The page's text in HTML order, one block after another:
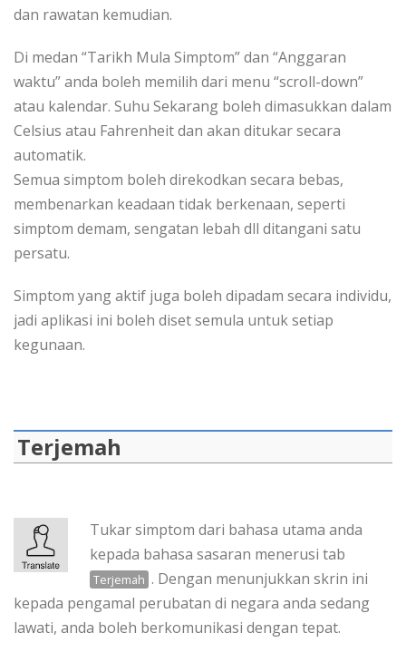
dan rawatan kemudian.
Di medan “Tarikh Mula Simptom” dan “Anggaran
waktu” anda boleh memilih dari menu “scroll-down”
atau kalendar. Suhu Sekarang boleh dimasukkan dalam
Celsius atau Fahrenheit dan akan ditukar secara
automatik.
Semua simptom boleh direkodkan secara bebas,
membenarkan keadaan tidak berkenaan, seperti
simptom demam, sengatan lebah dll ditangani satu
persatu.
Simptom yang aktif juga boleh dipadam secara individu,
jadi aplikasi ini boleh diset semula untuk setiap
kegunaan.
Terjemah
Tukar simptom dari bahasa utama anda
kepada bahasa sasaran menerusi tab
Terjemah . Dengan menunjukkan skrin ini
kepada pengamal perubatan di negara anda sedang
lawati, anda boleh berkomunikasi dengan tepat.